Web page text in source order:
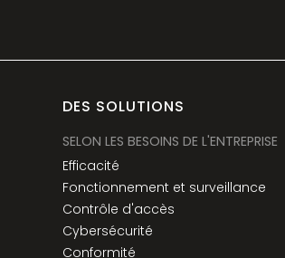
DES SOLUTIONS
SELON LES BESOINS DE L'ENTREPRISE
Efficacité
Fonctionnement et surveillance
Contrôle d'accès
Cybersécurité
Conformité